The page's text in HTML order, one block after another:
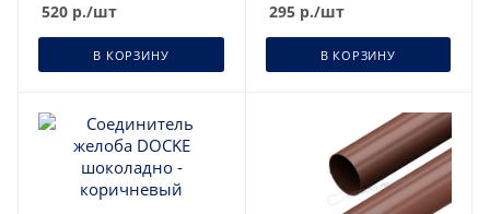
520 р./шт
В КОРЗИНУ
295р./шт
В КОРЗИНУ